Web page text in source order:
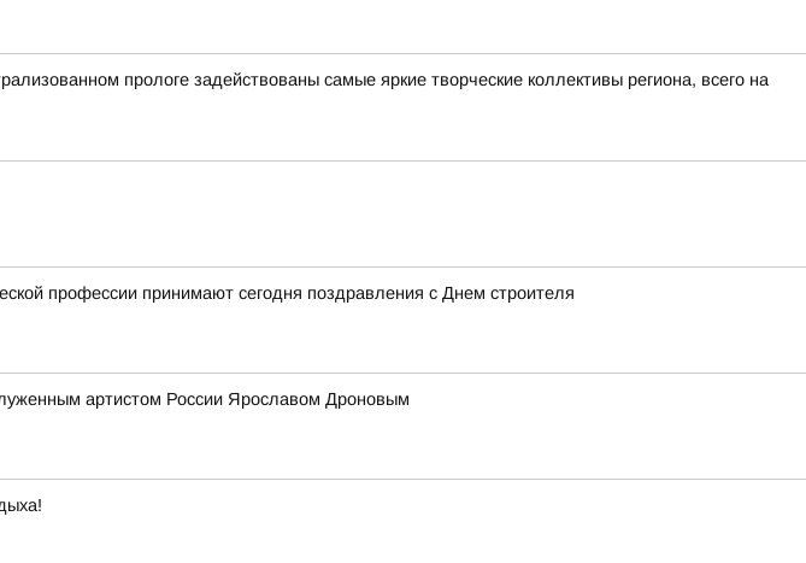
прологе задействованы самые яркие творческие коллективы региона, всего на
профессии принимают сегодня поздравления с Днем строителя
артистом России Ярославом Дроновым